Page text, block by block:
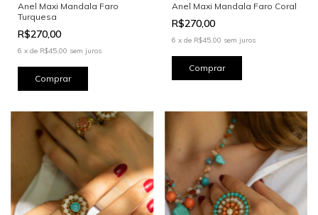
Anel Maxi Mandala Faro
Turquesa
R$270,00
6 x de R$45,00 sem juros
Anel Maxi Mandala Faro Coral
R$270,00
6 x de R$45,00 sem juros